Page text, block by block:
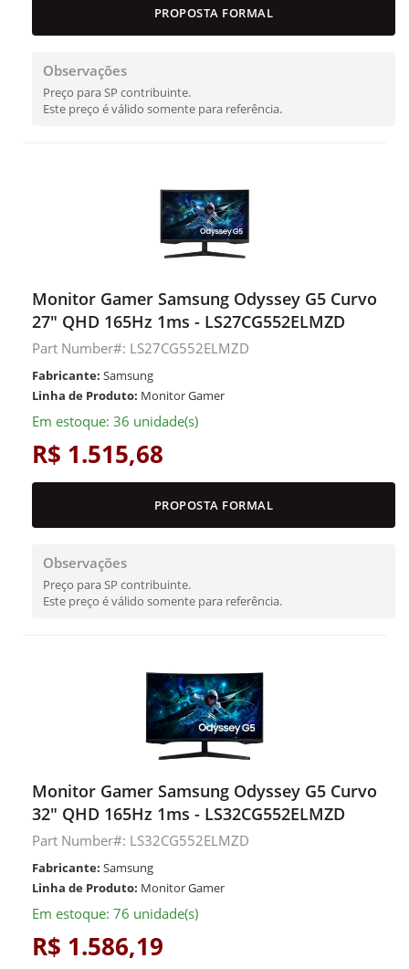
PROPOSTA FORMAL
Observações
Preço para SP contribuinte.
Este preço é válido somente para referência.
Monitor Gamer Samsung Odyssey G5 Curvo
27" QHD 165Hz 1ms - LS27CG552ELMZD
Part Number#: LS27CG552ELMZD
Fabricante: Samsung
Linha de Produto: Monitor Gamer
Em estoque: 36 unidade(s)
R$ 1.515,68
PROPOSTA FORMAL
Observações
Preço para SP contribuinte.
Este preço é válido somente para referência.
Monitor Gamer Samsung Odyssey G5 Curvo
32" QHD 165Hz 1ms - LS32CG552ELMZD
Part Number#: LS32CG552ELMZD
Fabricante: Samsung
Linha de Produto: Monitor Gamer
Em estoque: 76 unidade(s)
R$ 1.586,19